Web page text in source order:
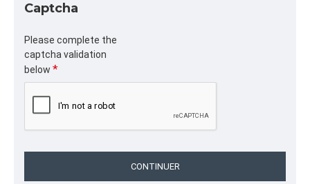
Captcha
Please complete the
captcha validation
below
CONTINUER